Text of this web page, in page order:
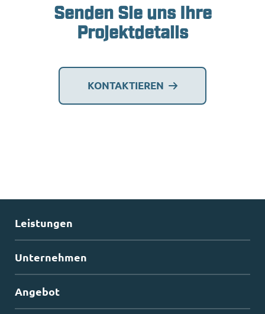
Senden Sie uns Ihre
Projektdetails
KONTAKTIEREN
Leistungen
Unternehmen
Angebot